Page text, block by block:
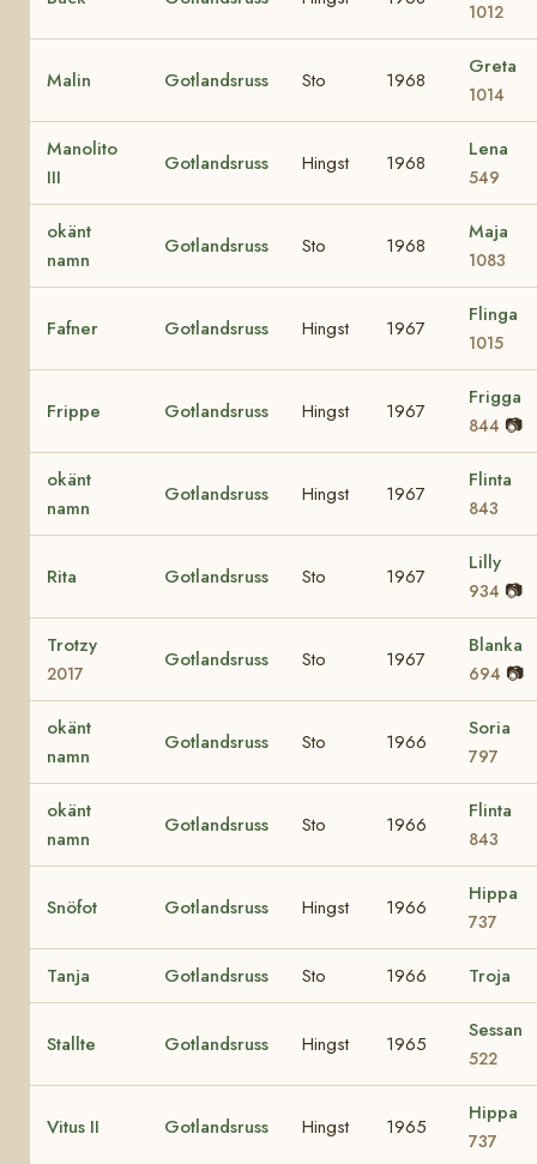
1012
Malin Gotlandsruss Sto 1968
Greta
1014
Manolito
III
Gotlandsruss Hingst 1968
Lena
549
okänt
namn
Gotlandsruss Sto 1968
Maja
1083
Fafner Gotlandsruss Hingst 1967
Flinga
1015
Frippe Gotlandsruss Hingst 1967
Frigga
844 📷
okänt
namn
Gotlandsruss Hingst 1967
Flinta
843
Rita Gotlandsruss Sto 1967
Lilly
934 📷
Trotzy
2017
Gotlandsruss Sto 1967
Blanka
694 📷
okänt
namn
Gotlandsruss Sto 1966
Soria
797
okänt
namn
Gotlandsruss Sto 1966
Flinta
843
Snöfot Gotlandsruss Hingst 1966
Hippa
737
Tanja Gotlandsruss Sto 1966 Troja
Stallte Gotlandsruss Hingst 1965
Sessan
522
Vitus II Gotlandsruss Hingst 1965
Hippa
737